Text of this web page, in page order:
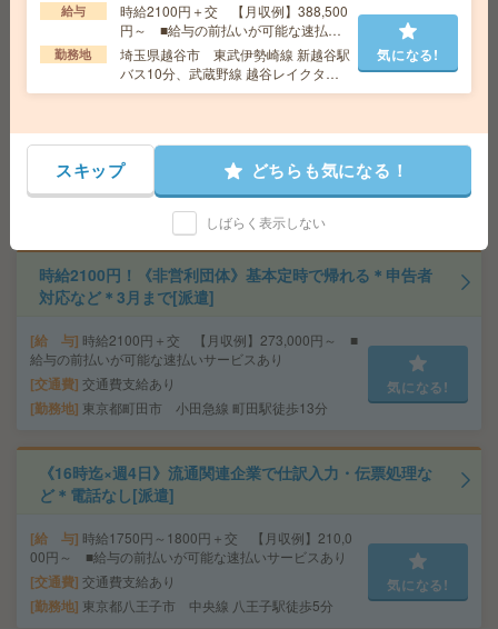
勤務地 蒲田駅徒歩4分、京急蒲田駅徒歩8分
正社員予定＊年収448万円から＊賞与年2回4．6ヶ月分[正
社員への紹介予定派遣]
給 与 時給1800円＋交 【月収例】299,250円～ ■
給与の前払いが可能な速払いサービスあり
交通費支給あり
東京都八王子市 京王線 南大沢駅徒歩10分
時給2100円！《非営利団体》基本定時で帰れる＊申告者
対応など＊3月まで[派遣]
給 与 時給2100円＋交 【月収例】273,000円～ ■
給与の前払いが可能な速払いサービスあり
交通費 交通費支給あり
勤務地 東京都町田市 小田急線 町田駅徒歩13分
気になる!
《16時迄×週4日》流通関連企業で仕訳入力・伝票処理な
ど＊電話なし[派遣]
給 与 時給1750円～1800円＋交 【月収例】210,0
00円～ ■給与の前払いが可能な速払いサービスあり
交通費 交通費支給あり
勤務地 東京都八王子市 中央線 八王子駅徒歩5分
気になる!
給与
時給2100円＋交 【月収例】388,500
円～ ■給与の前払いが可能な速払い
サービスあり
勤務地
埼玉県越谷市 東武伊勢崎線 新越谷駅
バス10分、武蔵野線 越谷レイクタウ
ン駅バス20分
気になる!
スキップ どちらも気になる！
しばらく表示しない